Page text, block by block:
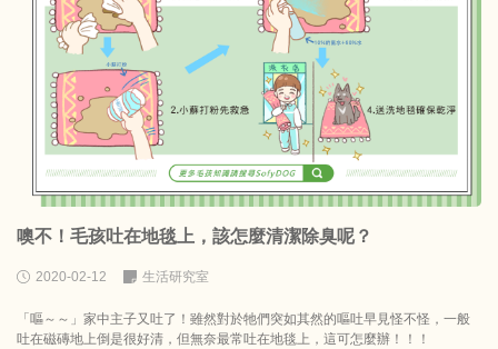
噢不！毛孩吐在地毯上，該怎麼清潔除臭呢？
2020-02-12 生活研究室
「嘔～～」家中主子又吐了！雖然對於牠們突如其然的嘔吐早見怪不怪，一般
吐在磁磚地上倒是很好清，但無奈最常吐在地毯上，這可怎麼辦！！！